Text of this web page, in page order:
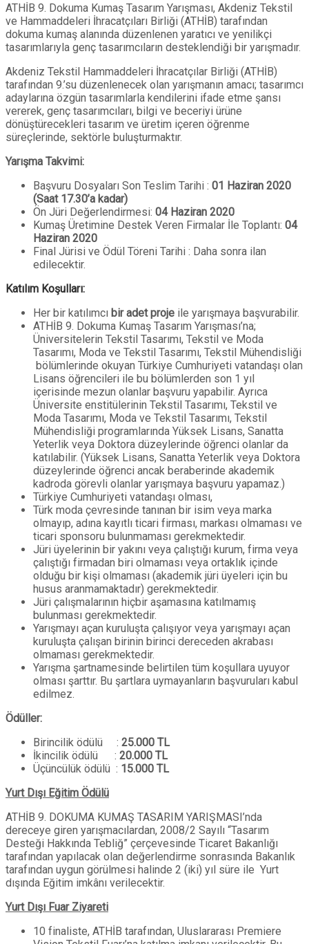
ATHİB 9. Dokuma Kumaş Tasarım Yarışması, Akdeniz Tekstil
ve Hammaddeleri İhracatçıları Birliği (ATHİB) tarafından
dokuma kumaş alanında düzenlenen yaratıcı ve yenilikçi
tasarımlarıyla genç tasarımcıların desteklendiği bir yarışmadır.
Akdeniz Tekstil Hammaddeleri İhracatçılar Birliği (ATHİB)
tarafından 9.’su düzenlenecek olan yarışmanın amacı; tasarımcı
adaylarına özgün tasarımlarla kendilerini ifade etme şansı
vererek, genç tasarımcıları, bilgi ve beceriyi ürüne
dönüştürecekleri tasarım ve üretim içeren öğrenme
süreçlerinde, sektörle buluşturmaktır.
Yarışma Takvimi:
Başvuru Dosyaları Son Teslim Tarihi : 01 Haziran 2020
(Saat 17.30’a kadar)
Ön Jüri Değerlendirmesi: 04 Haziran 2020
Kumaş Üretimine Destek Veren Firmalar İle Toplantı: 04
Haziran 2020
Final Jürisi ve Ödül Töreni Tarihi : Daha sonra ilan
edilecektir.
Katılım Koşulları:
Her bir katılımcı bir adet proje ile yarışmaya başvurabilir.
ATHİB 9. Dokuma Kumaş Tasarım Yarışması’na;
Üniversitelerin Tekstil Tasarımı, Tekstil ve Moda
Tasarımı, Moda ve Tekstil Tasarımı, Tekstil Mühendisliği
bölümlerinde okuyan Türkiye Cumhuriyeti vatandaşı olan
Lisans öğrencileri ile bu bölümlerden son 1 yıl
içerisinde mezun olanlar başvuru yapabilir. Ayrıca
Üniversite enstitülerinin Tekstil Tasarımı, Tekstil ve
Moda Tasarımı, Moda ve Tekstil Tasarımı, Tekstil
Mühendisliği programlarında Yüksek Lisans, Sanatta
Yeterlik veya Doktora düzeylerinde öğrenci olanlar da
katılabilir. (Yüksek Lisans, Sanatta Yeterlik veya Doktora
düzeylerinde öğrenci ancak beraberinde akademik
kadroda görevli olanlar yarışmaya başvuru yapamaz.)
Türkiye Cumhuriyeti vatandaşı olması,
Türk moda çevresinde tanınan bir isim veya marka
olmayıp, adına kayıtlı ticari firması, markası olmaması ve
ticari sponsoru bulunmaması gerekmektedir.
Jüri üyelerinin bir yakını veya çalıştığı kurum, firma veya
çalıştığı firmadan biri olmaması veya ortaklık içinde
olduğu bir kişi olmaması (akademik jüri üyeleri için bu
husus aranmamaktadır) gerekmektedir.
Jüri çalışmalarının hiçbir aşamasına katılmamış
bulunması gerekmektedir.
Yarışmayı açan kuruluşta çalışıyor veya yarışmayı açan
kuruluşta çalışan birinin birinci dereceden akrabası
olmaması gerekmektedir.
Yarışma şartnamesinde belirtilen tüm koşullara uyuyor
olması şarttır. Bu şartlara uymayanların başvuruları kabul
edilmez.
Ödüller:
Birincilik ödülü : 25.000 TL
İkincilik ödülü : 20.000 TL
Üçüncülük ödülü : 15.000 TL
Yurt Dışı Eğitim Ödülü
ATHİB 9. DOKUMA KUMAŞ TASARIM YARIŞMASI’nda
dereceye giren yarışmacılardan, 2008/2 Sayılı “Tasarım
Desteği Hakkında Tebliğ” çerçevesinde Ticaret Bakanlığı
tarafından yapılacak olan değerlendirme sonrasında Bakanlık
tarafından uygun görülmesi halinde 2 (iki) yıl süre ile Yurt
dışında Eğitim imkânı verilecektir.
Yurt Dışı Fuar Ziyareti
10 finaliste, ATHİB tarafından, Uluslararası Premiere